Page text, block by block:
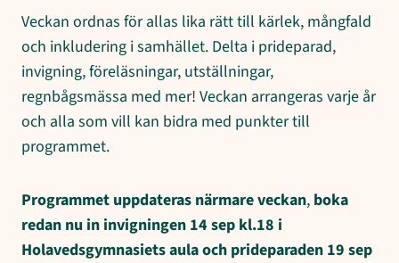
Veckan ordnas för allas lika rätt till kärlek, mångfald
och inkludering i samhället. Delta i prideparad,
invigning, föreläsningar, utställningar,
regnbågsmässa med mer! Veckan arrangeras varje år
och alla som vill kan bidra med punkter till
programmet.
Programmet uppdateras närmare veckan, boka
redan nu in invigningen 14 sep kl.18 i
Holavedsgymnasiets aula och prideparaden 19 sep